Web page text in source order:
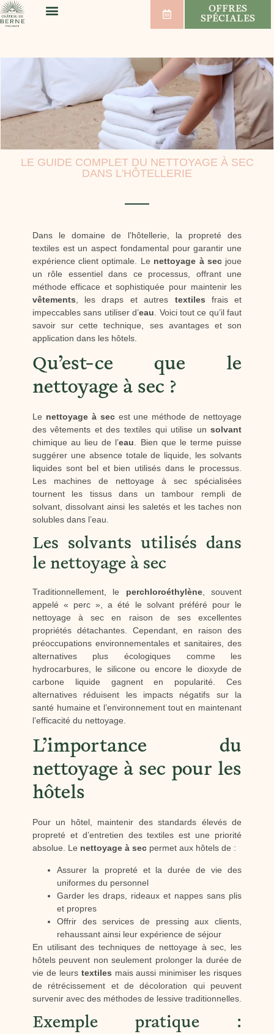
OFFRES
SPÉCIALES
LE GUIDE COMPLET DU NETTOYAGE À SEC
DANS L'HÔTELLERIE
Dans le domaine de l’hôtellerie, la propreté des
textiles est un aspect fondamental pour garantir une
expérience client optimale. Le nettoyage à secjoue
un rôle essentiel dans ce processus, offrant une
méthode efficace et sophistiquée pour maintenir les
vêtements , les draps et autres textiles frais et
impeccables sans utiliser d’eau . Voici tout ce qu’il faut
savoir sur cette technique, ses avantages et son
application dans les hôtels.
Qu’est-ce que le
nettoyage à sec ?
Le nettoyage à secest une méthode de nettoyage
des vêtements et des textiles qui utilise unsolvant
chimique au lieu de l’eau . Bien que le terme puisse
suggérer une absence totale de liquide, les solvants
liquides sont bel et bien utilisés dans le processus.
Les machines de nettoyage à sec spécialisées
tournent les tissus dans un tambour rempli de
solvant, dissolvant ainsi les saletés et les taches non
solubles dans l’eau.
Les solvants utilisés dans
le nettoyage à sec
Traditionnellement, le perchloroéthylène, souvent
appelé « perc », a été le solvant préféré pour le
nettoyage à sec en raison de ses excellentes
propriétés détachantes. Cependant, en raison des
préoccupations environnementales et sanitaires, des
alternatives plus écologiques comme les
hydrocarbures, le silicone ou encore le dioxyde de
carbone liquide gagnent en popularité. Ces
alternatives réduisent les impacts négatifs sur la
santé humaine et l’environnement tout en maintenant
l’efficacité du nettoyage.
L’importance du
nettoyage à sec pour les
hôtels
Pour un hôtel, maintenir des standards élevés de
propreté et d’entretien des textiles est une priorité
absolue. Le nettoyage à secpermet aux hôtels de :
Assurer la propreté et la durée de vie des
uniformes du personnel
Garder les draps, rideaux et nappes sans plis
et propres
Offrir des services de pressing aux clients,
rehaussant ainsi leur expérience de séjour
En utilisant des techniques de nettoyage à sec, les
hôtels peuvent non seulement prolonger la durée de
vie de leurs textiles mais aussi minimiser les risques
de rétrécissement et de décoloration qui peuvent
survenir avec des méthodes de lessive traditionnelles.
Exemple pratique :